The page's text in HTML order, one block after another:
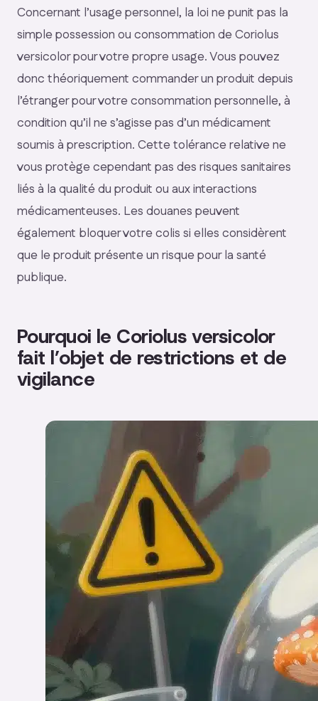
Concernant l’usage personnel, la loi ne punit pas la
simple possession ou consommation de Coriolus
versicolor pour votre propre usage. Vous pouvez
donc théoriquement commander un produit depuis
l’étranger pour votre consommation personnelle, à
condition qu’il ne s’agisse pas d’un médicament
soumis à prescription. Cette tolérance relative ne
vous protège cependant pas des risques sanitaires
liés à la qualité du produit ou aux interactions
médicamenteuses. Les douanes peuvent
également bloquer votre colis si elles considèrent
que le produit présente un risque pour la santé
publique.
Pourquoi le Coriolus versicolor
fait l’objet de restrictions et de
vigilance